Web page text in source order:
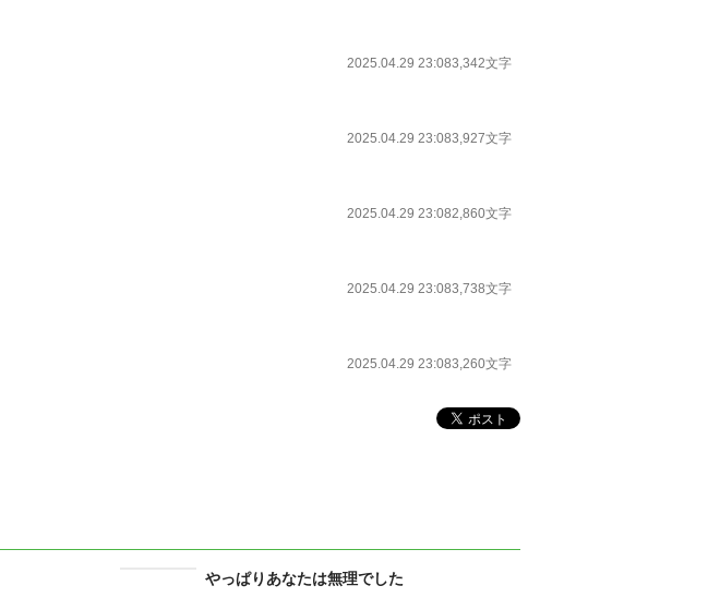
2025.04.29 23:083,342文字
2025.04.29 23:083,927文字
2025.04.29 23:082,860文字
2025.04.29 23:083,738文字
2025.04.29 23:083,260文字
やっぱりあなたは無理でした